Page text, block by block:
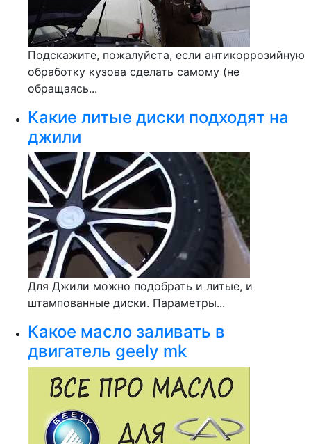
Подскажите, пожалуйста, если антикоррозийную
обработку кузова сделать самому (не
обращаясь...
Какие литые диски подходят на
джили
Для Джили можно подобрать и литые, и
штампованные диски. Параметры...
Какое масло заливать в
двигатель geely mk